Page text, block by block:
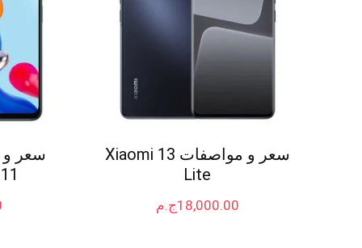
سعر و مواصفات Xiaomi 13
Lite
ج.م18,000.00